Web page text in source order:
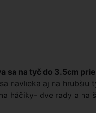
sa na tyč do 3.5cm
navlieka aj na hrubšiu
háčiky- dve rady a na